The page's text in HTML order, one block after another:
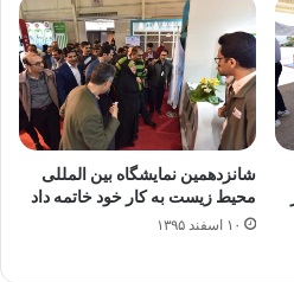
شانزدهمین نمایشگاه بین المللی
محیط زیست به کار خود خاتمه داد
۱۰ اسفند ۱۳۹۵